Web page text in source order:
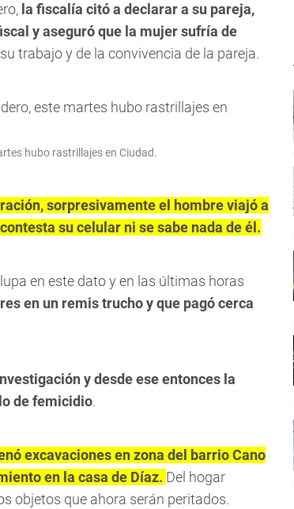
la fiscalía citó a declarar a su pareja,
y aseguró que la mujer sufría de
trabajo y de la convivencia de la pareja.
hubo rastrillajes en Ciudad.
sorpresivamente el hombre viajó a
su celular ni se sabe nada de él.
en este dato y en las últimas horas
en un remis trucho y que pagó cerca
y desde ese entonces la
de femicidio.
excavaciones en zona del barrio Cano
en la casa de Díaz. Del hogar
objetos que ahora serán peritados.